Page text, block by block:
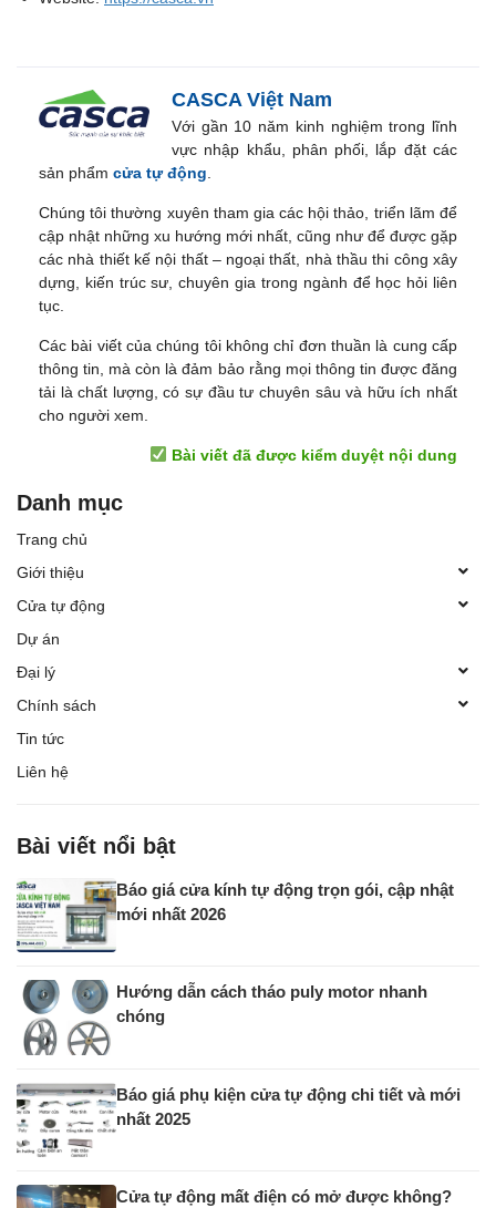
CASCA Việt Nam
Với gần 10 năm kinh nghiệm trong lĩnh
vực nhập khẩu, phân phối, lắp đặt các
sản phẩm cửa tự động
Chúng tôi thường xuyên tham gia các hội thảo, triển lãm để
cập nhật những xu hướng mới nhất, cũng như để được gặp
các nhà thiết kế nội thất – ngoại thất, nhà thầu thi công xây
dựng, kiến trúc sư, chuyên gia trong ngành để học hỏi liên
tục.
Các bài viết của chúng tôi không chỉ đơn thuần là cung cấp
thông tin, mà còn là đảm bảo rằng mọi thông tin được đăng
tải là chất lượng, có sự đầu tư chuyên sâu và hữu ích nhất
cho người xem.
Bài viết đã được kiểm duyệt nội dung
Danh mục
Trang chủ
Giới thiệu
Cửa tự động
Dự án
Đại lý
Chính sách
Tin tức
Liên hệ
Bài viết nổi bật
Báo giá cửa kính tự động trọn gói, cập nhật
mới nhất 2026
Hướng dẫn cách tháo puly motor nhanh
chóng
Báo giá phụ kiện cửa tự động chi tiết và mới
nhất 2025
Cửa tự động mất điện có mở được không?